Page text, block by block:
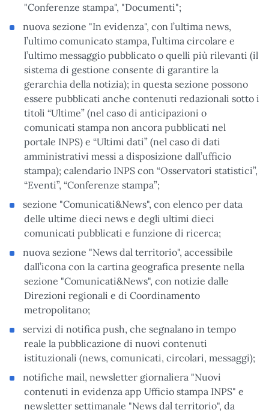
"Conferenze stampa", "Documenti";
nuova sezione "In evidenza", con l’ultima news,
l’ultimo comunicato stampa, l’ultima circolare e
l’ultimo messaggio pubblicato o quelli più rilevanti (il
sistema di gestione consente di garantire la
gerarchia della notizia); in questa sezione possono
essere pubblicati anche contenuti redazionali sotto i
titoli “Ultime” (nel caso di anticipazioni o
comunicati stampa non ancora pubblicati nel
portale INPS) e “Ultimi dati” (nel caso di dati
amministrativi messi a disposizione dall’ufficio
stampa); calendario INPS con “Osservatori statistici”,
“Eventi”, “Conferenze stampa”;
sezione "Comunicati&News", con elenco per data
delle ultime dieci news e degli ultimi dieci
comunicati pubblicati e funzione di ricerca;
nuova sezione "News dal territorio", accessibile
dall’icona con la cartina geografica presente nella
sezione "Comunicati&News", con notizie dalle
Direzioni regionali e di Coordinamento
metropolitano;
servizi di notifica push, che segnalano in tempo
reale la pubblicazione di nuovi contenuti
istituzionali (news, comunicati, circolari, messaggi);
notifiche mail, newsletter giornaliera "Nuovi
contenuti in evidenza app Ufficio stampa INPS" e
newsletter settimanale "News dal territorio", da